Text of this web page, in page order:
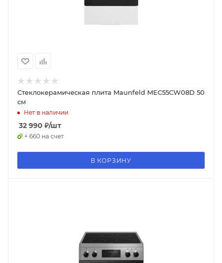
Стеклокерамическая плита Maunfeld MEC55CW08D 50
см
Нет в наличии
32 990 ₽/шт
+ 660 на счет
В КОРЗИНУ